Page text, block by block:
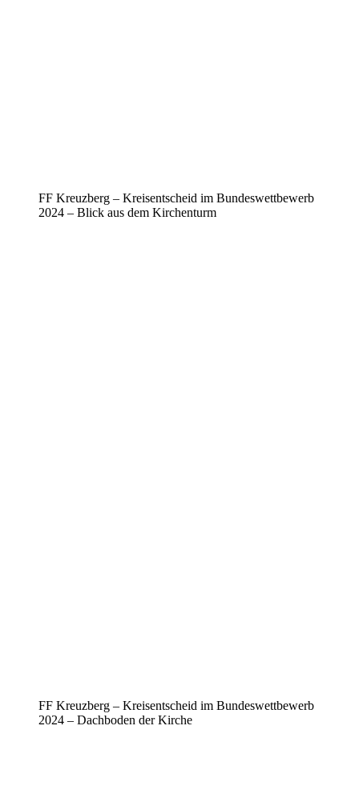
FF Kreuzberg – Kreisentscheid im Bundeswettbewerb
2024 – Blick aus dem Kirchenturm
FF Kreuzberg – Kreisentscheid im Bundeswettbewerb
2024 – Dachboden der Kirche